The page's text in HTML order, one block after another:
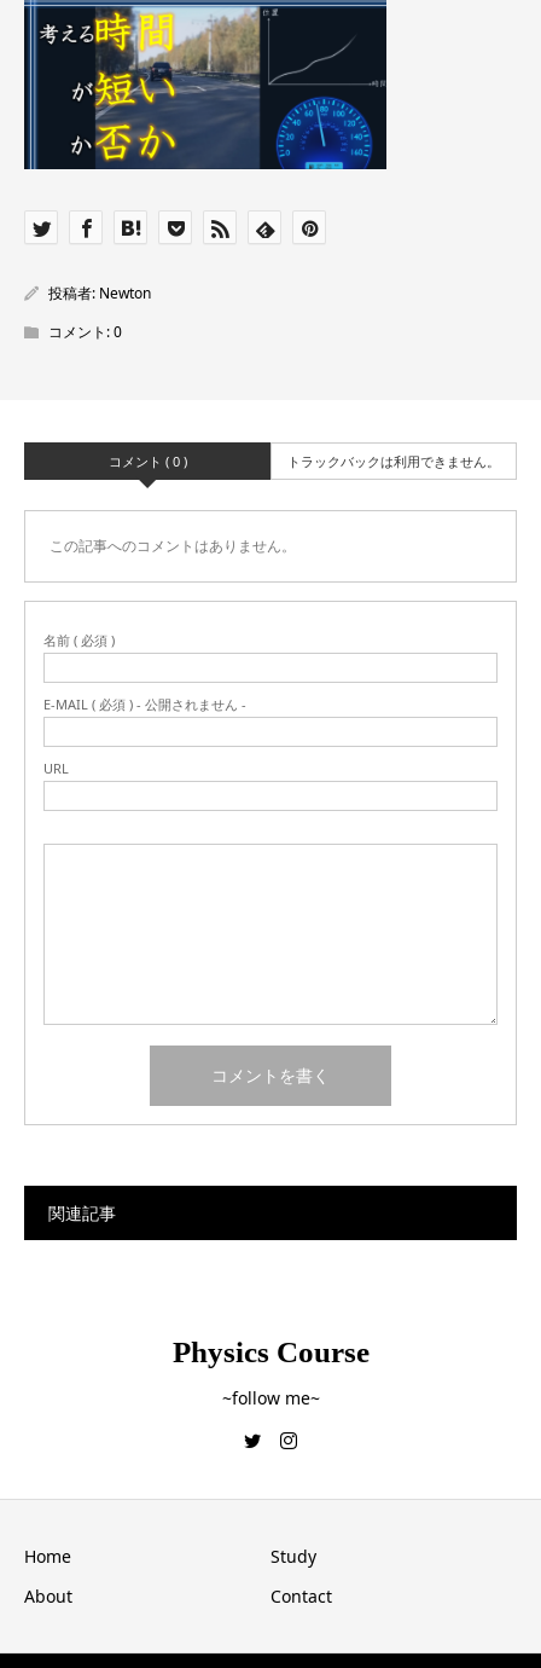
投稿者: Newton
コメント:0
コメント ( 0 ) トラックバックは利用できません。
この記事へのコメントはありません。
名前 ( 必須 )
E-MAIL ( 必須 ) - 公開されません -
URL
関連記事
Physics Course
~follow me~
Home
Study
About
Contact